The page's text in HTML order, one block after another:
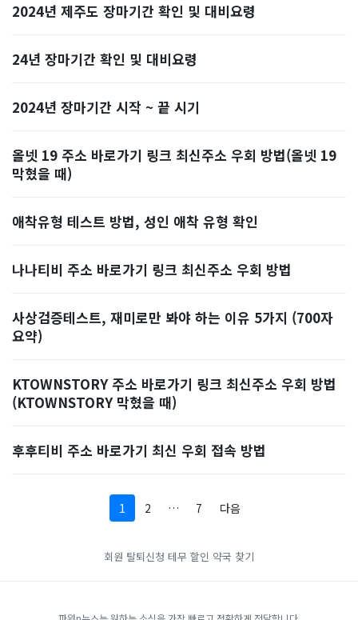
2024년 제주도 장마기간 확인 및 대비요령
24년 장마기간 확인 및 대비요령
2024년 장마기간 시작 ~ 끝 시기
올넷 19 주소 바로가기 링크 최신주소 우회 방법(올넷 19
막혔을 때)
애착유형 테스트 방법, 성인 애착 유형 확인
나나티비 주소 바로가기 링크 최신주소 우회 방법
사상검증테스트, 재미로만 봐야 하는 이유 5가지 (700자
요약)
KTOWNSTORY 주소 바로가기 링크 최신주소 우회 방법
(KTOWNSTORY 막혔을 때)
후후티비 주소 바로가기 최신 우회 접속 방법
1 2 … 7 다음
회원 탈퇴신청 테무 할인 약국 찾기